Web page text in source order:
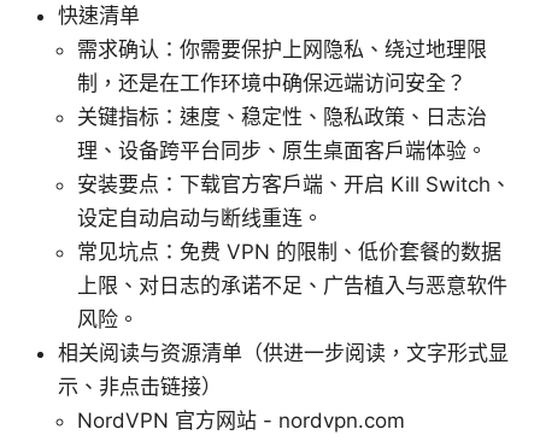
快速清单
需求确认：你需要保护上网隐私、绕过地理限
制，还是在工作环境中确保远端访问安全？
关键指标：速度、稳定性、隐私政策、日志治
理、设备跨平台同步、原生桌面客户端体验。
安装要点：下载官方客户端、开启 Kill Switch、
设定自动启动与断线重连。
常见坑点：免费 VPN 的限制、低价套餐的数据
上限、对日志的承诺不足、广告植入与恶意软件
风险。
相关阅读与资源清单（供进一步阅读，文字形式显
示、非点击链接）
NordVPN 官方网站 - nordvpn.com